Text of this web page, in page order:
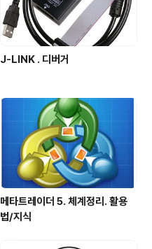
J-LINK . 디버거
메타트레이더 5. 체계정리. 활용
법/지식